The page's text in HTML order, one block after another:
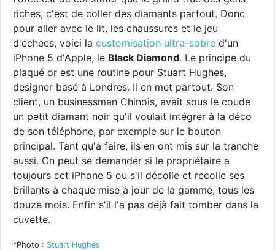
riches, c'est de coller des diamants partout. Donc
pour aller avec le lit, les chaussures et le jeu
d'échecs, voici la customisation ultra-sobre d'un
iPhone 5 d'Apple, le Black Diamond. Le principe du
plaqué or est une routine pour Stuart Hughes,
designer basé à Londres. Il en met partout. Son
client, un businessman Chinois, avait sous le coude
un petit diamant noir qu'il voulait intégrer à la déco
de son téléphone, par exemple sur le bouton
principal. Tant qu'à faire, ils en ont mis sur la tranche
aussi. On peut se demander si le propriétaire a
toujours cet iPhone 5 ou s'il décolle et recolle ses
brillants à chaque mise à jour de la gamme, tous les
douze mois. Enfin s'il l'a pas déjà fait tomber dans la
cuvette.
*Photo : Stuart Hughes